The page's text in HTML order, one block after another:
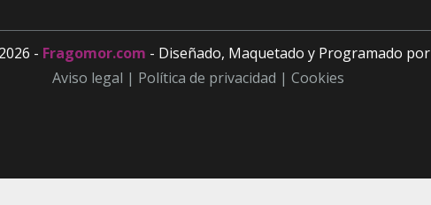
- Fragomor.com - Diseñado, Maquetado y Programado por
Aviso legal | Política de privacidad | Cookies